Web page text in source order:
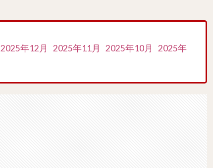
2025年12月 2025年11月 2025年10月
2025年